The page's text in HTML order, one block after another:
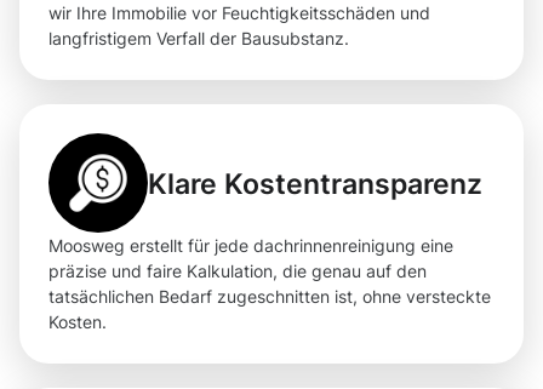
wir Ihre Immobilie vor Feuchtigkeitsschäden und
langfristigem Verfall der Bausubstanz.
Klare Kostentransparenz
Moosweg erstellt für jede dachrinnenreinigung eine
präzise und faire Kalkulation, die genau auf den
tatsächlichen Bedarf zugeschnitten ist, ohne versteckte
Kosten.